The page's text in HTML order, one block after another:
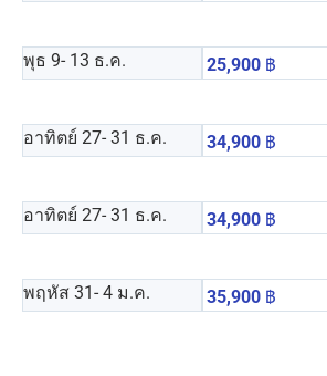
พุธ 9- 13 ธ.ค. 25,900 ฿
อาทิตย์ 27- 31 ธ.ค. 34,900 ฿
อาทิตย์ 27- 31 ธ.ค. 34,900 ฿
พฤหัส 31 - 4 ม.ค. 35,900 ฿